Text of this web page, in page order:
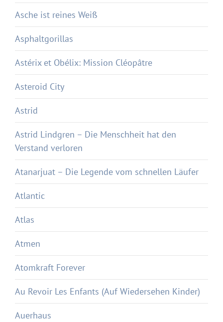
Asche ist reines Weiß
Asphaltgorillas
Astérix et Obélix: Mission Cléopâtre
Asteroid City
Astrid
Astrid Lindgren – Die Menschheit hat den
Verstand verloren
Atanarjuat – Die Legende vom schnellen Läufer
Atlantic
Atlas
Atmen
Atomkraft Forever
Au Revoir Les Enfants (Auf Wiedersehen Kinder)
Auerhaus